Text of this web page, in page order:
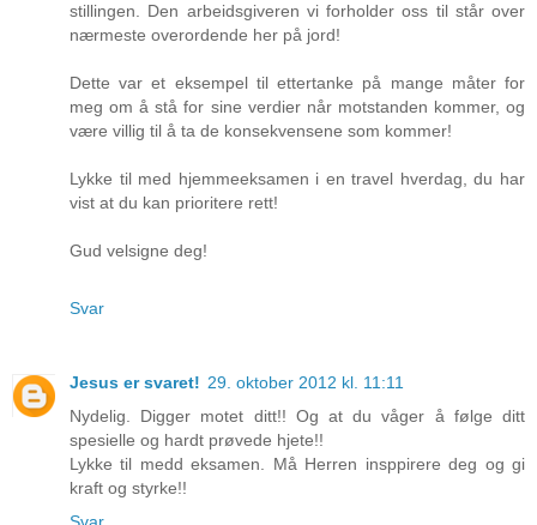
stillingen. Den arbeidsgiveren vi forholder oss til står over
nærmeste overordende her på jord!
Dette var et eksempel til ettertanke på mange måter for
meg om å stå for sine verdier når motstanden kommer, og
være villig til å ta de konsekvensene som kommer!
Lykke til med hjemmeeksamen i en travel hverdag, du har
vist at du kan prioritere rett!
Gud velsigne deg!
Svar
Jesus er svaret! 29. oktober 2012 kl. 11:11
Nydelig. Digger motet ditt!! Og at du våger å følge ditt
spesielle og hardt prøvede hjete!!
Lykke til medd eksamen. Må Herren insppirere deg og gi
kraft og styrke!!